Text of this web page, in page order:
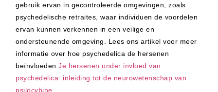
gebruik ervan in gecontroleerde omgevingen, zoals
psychedelische retraites, waar individuen de voordelen
ervan kunnen verkennen in een veilige en
ondersteunende omgeving. Lees ons artikel voor meer
informatie over hoe psychedelica de hersenen
beïnvloeden Je hersenen onder invloed van
psychedelica: inleiding tot de neurowetenschap van
psilocybine